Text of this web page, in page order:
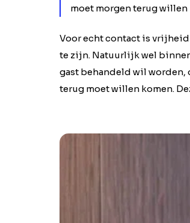
moet morgen terug willen
Voor echt contact is
te zijn. Natuurlijk wel
gast behandeld wil worden,
terug moet willen komen.